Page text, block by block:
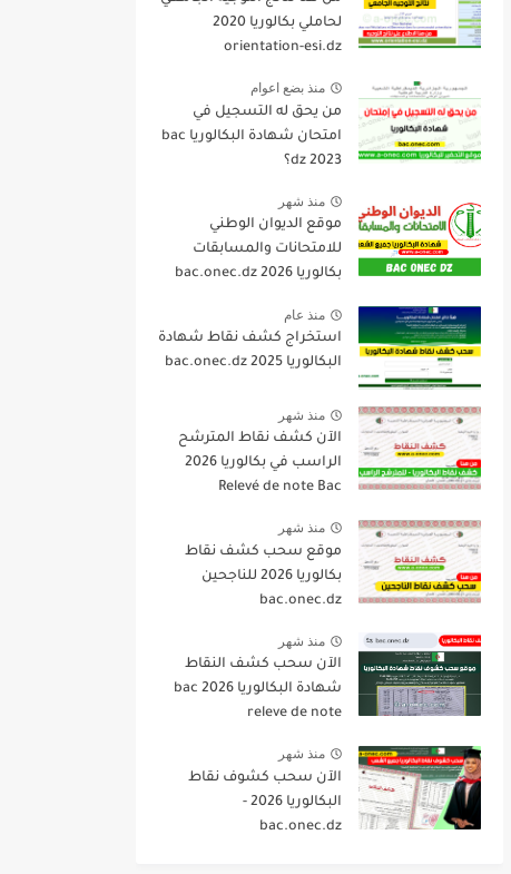
لحاملي بكالوريا 2020
orientation-esi.dz
منذ بضع اعوام
من يحق له التسجيل في
امتحان شهادة البكالوريا bac
dz 2023؟
منذ شهر
موقع الديوان الوطني
للامتحانات والمسابقات
بكالوريا 2026 bac.onec.dz
منذ عام
استخراج كشف نقاط شهادة
البكالوريا 2025 bac.onec.dz
منذ شهر
الآن كشف نقاط المترشح
الراسب في بكالوريا 2026
Relevé de note Bac
منذ شهر
موقع سحب كشف نقاط
بكالوريا 2026 للناجحين
bac.onec.dz
منذ شهر
الآن سحب كشف النقاط
شهادة البكالوريا 2026 bac
releve de note
منذ شهر
الآن سحب كشوف نقاط
البكالوريا 2026 -
bac.onec.dz